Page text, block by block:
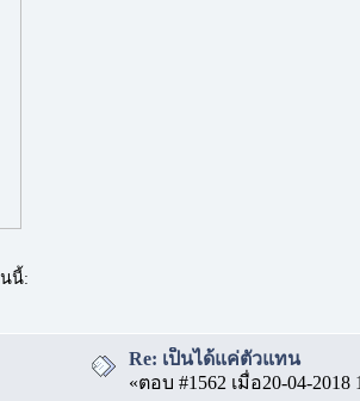
นี้:
Re: เป็นได้แค่ตัวแทน
«ตอบ #1562 เมื่อ20-04-2018